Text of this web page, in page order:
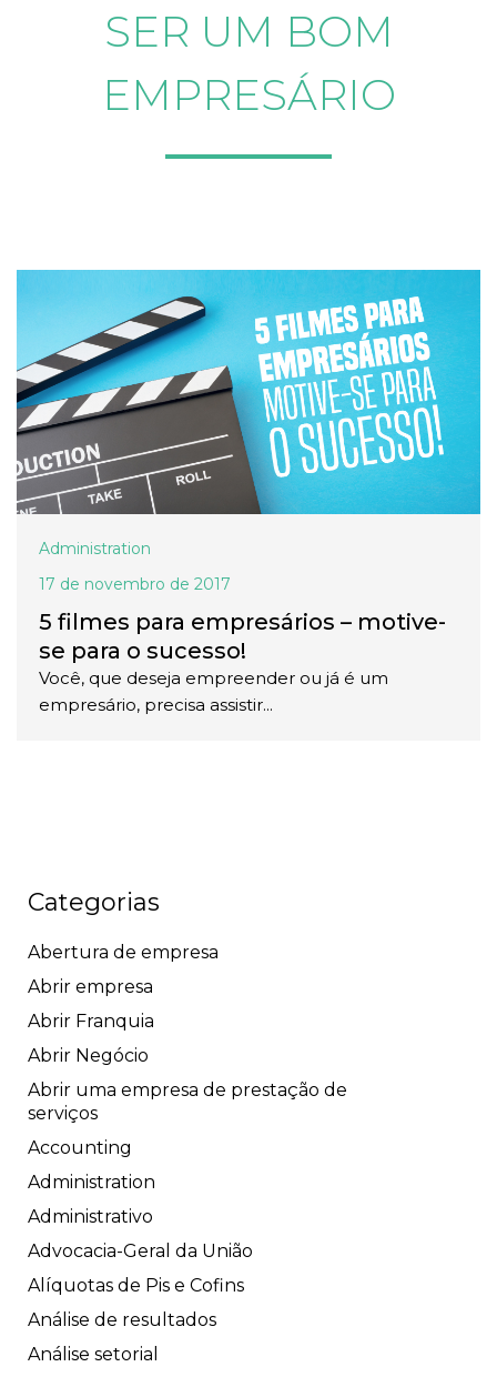
SER UM BOM
EMPRESÁRIO
Administration
17 de novembro de 2017
5 filmes para empresários – motive-
se para o sucesso!
Você, que deseja empreender ou já é um
empresário, precisa assistir...
Categorias
Abertura de empresa
Abrir empresa
Abrir Franquia
Abrir Negócio
Abrir uma empresa de prestação de
serviços
Accounting
Administration
Administrativo
Advocacia-Geral da União
Alíquotas de Pis e Cofins
Análise de resultados
Análise setorial